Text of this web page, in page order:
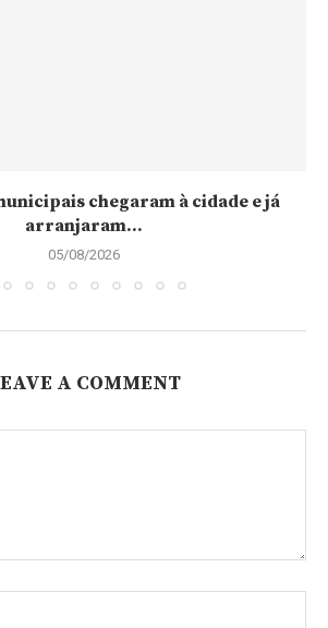
chegaram à cidade e já
arranjaram...
05/08/2026
A COMMENT